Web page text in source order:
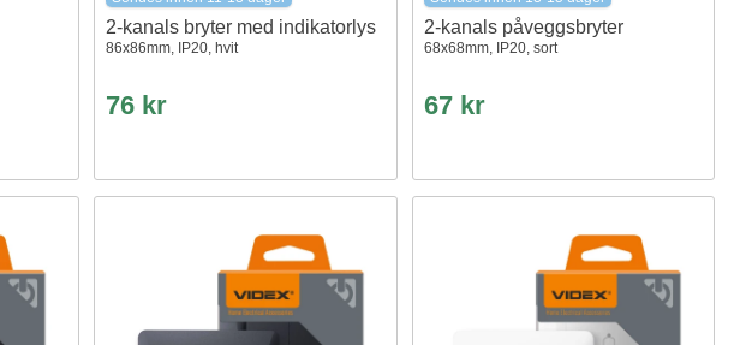
2-kanals bryter med indikatorlys
86x86mm, IP20, hvit
76 kr
2-kanals påveggsbryter
68x68mm, IP20, sort
67 kr